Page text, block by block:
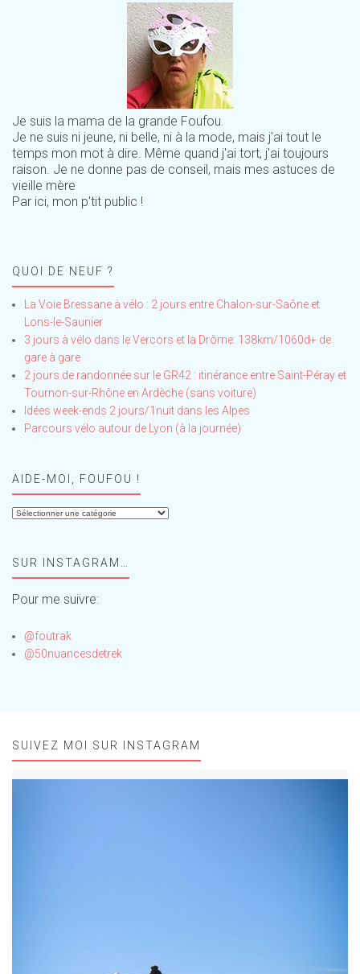
Je suis la mama de la grande Foufou.
Je ne suis ni jeune, ni belle, ni à la mode, mais j'ai tout le
temps mon mot à dire. Même quand j'ai tort, j'ai toujours
raison. Je ne donne pas de conseil, mais mes astuces de
vieille mère
Par ici, mon p'tit public !
QUOI DE NEUF ?
La Voie Bressane à vélo : 2 jours entre Chalon-sur-Saône et
Lons-le-Saunier
3 jours à vélo dans le Vercors et la Drôme: 138km/1060d+ de
gare à gare
2 jours de randonnée sur le GR42 : itinérance entre Saint-Péray et
Tournon-sur-Rhône en Ardèche (sans voiture)
Idées week-ends 2 jours/1nuit dans les Alpes
Parcours vélo autour de Lyon (à la journée)
AIDE-MOI, FOUFOU !
Aide-
!SUR INSTAGRAM…
Pour me suivre:
@foutrak
@50nuancesdetrek
SUIVEZ MOI SUR INSTAGRAM